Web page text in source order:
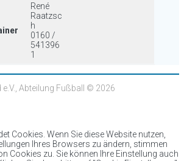
René
Raatzsc
h
0160 /
541396
1
Abteilung Fußball © 2026
Cookies. Wenn Sie diese Website nutzen,
Ihres Browsers zu ändern, stimmen
Cookies zu. Sie können Ihre Einstellung auch